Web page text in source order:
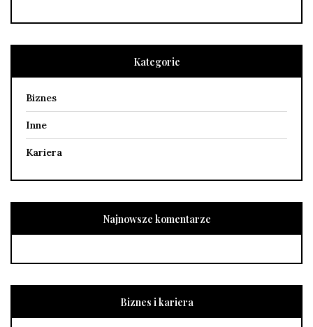
Kategorie
Biznes
Inne
Kariera
Najnowsze komentarze
Biznes i kariera